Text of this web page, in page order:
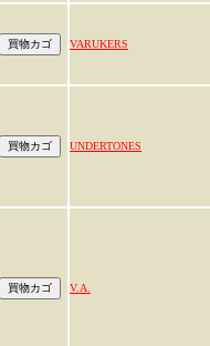
VARUKERS
UNDERTONES
V.A.